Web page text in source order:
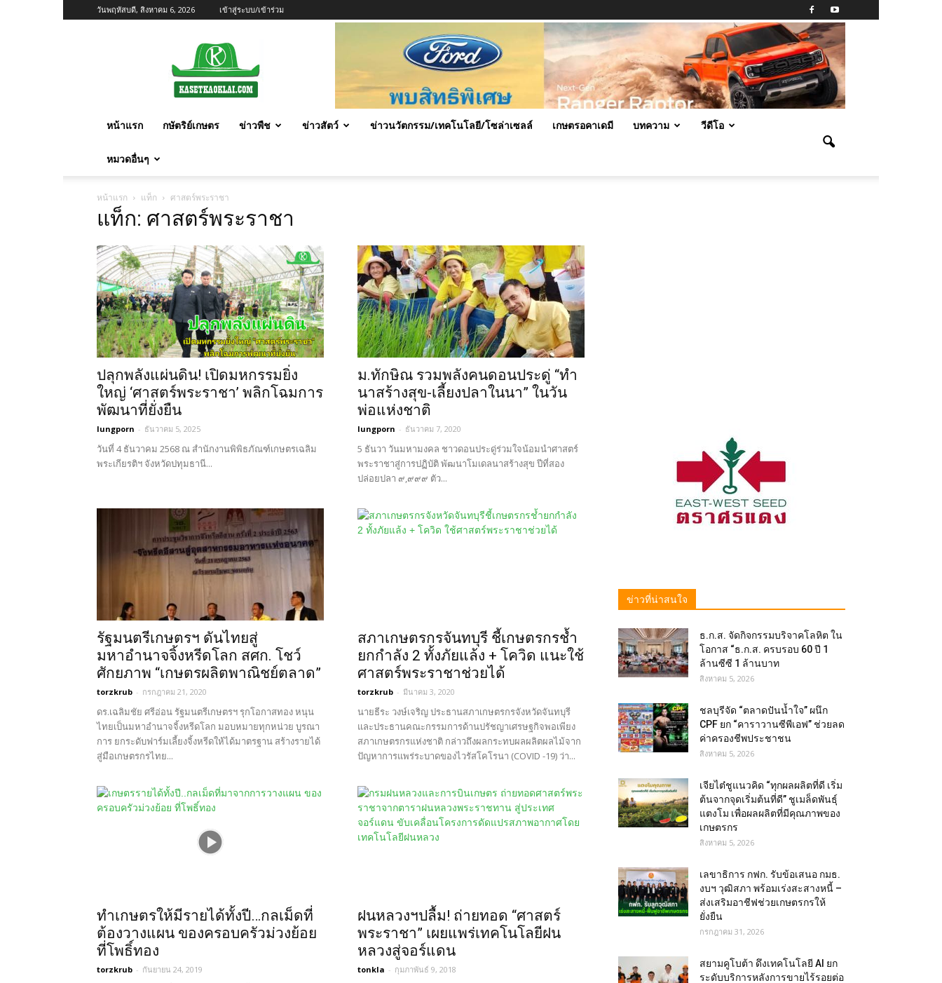
วันพฤหัสบดี, สิงหาคม 6, 2026 เข้าสู่ระบบ/เข้าร่วม
หน้าแรก กษัตริย์เกษตร ข่าวพืช ข่าวสัตว์ ข่าวนวัตกรรม/เทคโนโลยี/โซล่าเซลล์ เกษตรอคาเดมี บทความ วีดีโอ
หมวดอื่นๆ
หน้าแรก แท็ก ศาสตร์พระราชา
แท็ก: ศาสตร์พระราชา
ปลุกพลังแผ่นดิน! เปิดมหกรรมยิ่ง
ใหญ่ ‘ศาสตร์พระราชา’ พลิกโฉมการ
พัฒนาที่ยั่งยืน
lungporn - ธันวาคม 5, 2025
วันที่ 4 ธันวาคม 2568 ณ สำนักงานพิพิธภัณฑ์เกษตรเฉลิม
พระเกียรติฯ จังหวัดปทุมธานี...
ม.ทักษิณ รวมพลังคนดอนประดู่ “ทำ
นาสร้างสุข-เลี้ยงปลาในนา” ในวัน
พ่อแห่งชาติ
lungporn - ธันวาคม 7, 2020
5 ธันวา วันมหามงคล ชาวดอนประดู่ร่วมใจน้อมนำศาสตร์
พระราชาสู่การปฏิบัติ พัฒนาโมเดลนาสร้างสุข ปีที่สอง
ปล่อยปลา ๙,๙๙๙ ตัว...
รัฐมนตรีเกษตรฯ ดันไทยสู่
มหาอำนาจจิ้งหรีดโลก สศก. โชว์
ศักยภาพ “เกษตรผลิตพาณิชย์ตลาด”
torzkrub - กรกฎาคม 21, 2020
ดร.เฉลิมชัย ศรีอ่อน รัฐมนตรีเกษตรฯ รุกโอกาสทอง หนุน
ไทยเป็นมหาอำนาจจิ้งหรีดโลก มอบหมายทุกหน่วย บูรณา
การ ยกระดับฟาร์มเลี้ยงจิ้งหรีดให้ได้มาตรฐาน สร้างรายได้
สู่มือเกษตรกรไทย...
สภาเกษตรกรจันทบุรี ชี้เกษตรกรช้ำ
ยกกำลัง 2 ทั้งภัยแล้ง + โควิด แนะใช้
ศาสตร์พระราชาช่วยได้
torzkrub - มีนาคม 3, 2020
นายธีระ วงษ์เจริญ ประธานสภาเกษตรกรจังหวัดจันทบุรี
และประธานคณะกรรมการด้านปรัชญาเศรษฐกิจพอเพียง
สภาเกษตรกรแห่งชาติ กล่าวถึงผลกระทบผลผลิตผลไม้จาก
ปัญหาการแพร่ระบาดของไวรัสโคโรนา (COVID -19) ว่า...
ทำเกษตรให้มีรายได้ทั้งปี…กลเม็ดที่
ต้องวางแผน ของครอบครัวม่วงย้อย
ที่โพธิ์ทอง
torzkrub - กันยายน 24, 2019
ฝนหลวงฯปลื้ม! ถ่ายทอด “ศาสตร์
พระราชา” เผยแพร่เทคโนโลยีฝน
หลวงสู่จอร์แดน
tonkla - กุมภาพันธ์ 9, 2018
ข่าวที่น่าสนใจ
ธ.ก.ส. จัดกิจกรรมบริจาคโลหิต ใน
โอกาส “ธ.ก.ส. ครบรอบ 60 ปี 1
ล้านซีซี 1 ล้านบาท
สิงหาคม 5, 2026
ชลบุรีจัด “ตลาดปันน้ำใจ” ผนึก
CPF ยก “คาราวานซีพีเอฟ” ช่วยลด
ค่าครองชีพประชาชน
สิงหาคม 5, 2026
เจียไต๋ชูแนวคิด “ทุกผลผลิตที่ดี เริ่ม
ต้นจากจุดเริ่มต้นที่ดี” ชูเมล็ดพันธุ์
แตงโม เพื่อผลผลิตที่มีคุณภาพของ
เกษตรกร
สิงหาคม 5, 2026
เลขาธิการ กฟก. รับข้อเสนอ กมธ.
งบฯ วุฒิสภา พร้อมเร่งสะสางหนี้ –
ส่งเสริมอาชีฟช่วยเกษตรกรให้
ยั่งยืน
กรกฎาคม 31, 2026
สยามคูโบต้า ดึงเทคโนโลยี AI ยก
ระดับบริการหลังการขายไร้รอยต่อ